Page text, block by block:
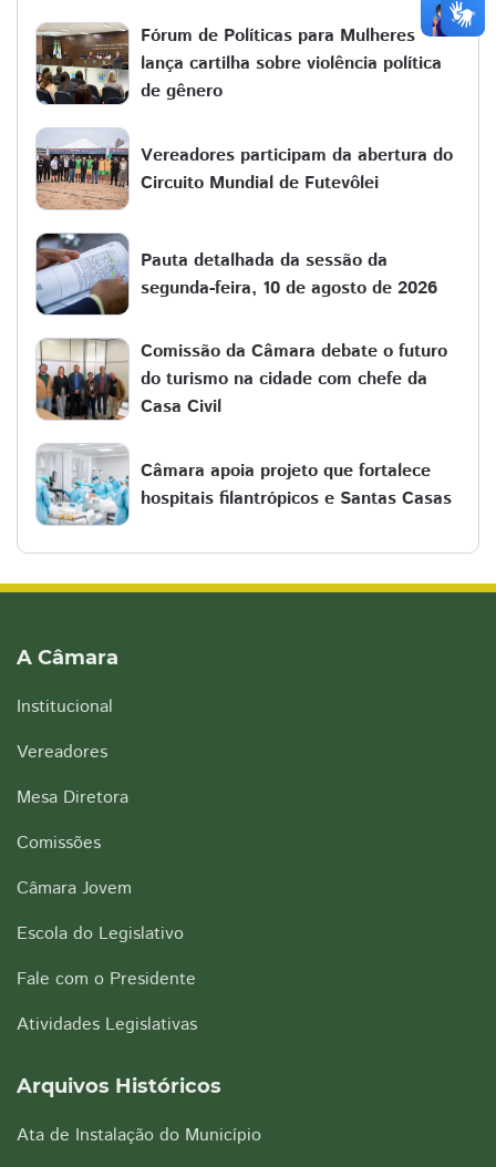
Fórum de Políticas para Mulheres
lança cartilha sobre violência política
de gênero
Vereadores participam da abertura do
Circuito Mundial de Futevôlei
Pauta detalhada da sessão da
segunda-feira, 10 de agosto de 2026
Comissão da Câmara debate o futuro
do turismo na cidade com chefe da
Casa Civil
Câmara apoia projeto que fortalece
hospitais filantrópicos e Santas Casas
A Câmara
Institucional
Vereadores
Mesa Diretora
Comissões
Câmara Jovem
Escola do Legislativo
Fale com o Presidente
Atividades Legislativas
Arquivos Históricos
Ata de Instalação do Município